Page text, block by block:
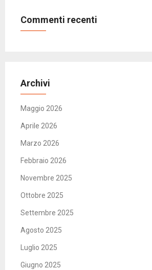
Commenti recenti
Archivi
Maggio 2026
Aprile 2026
Marzo 2026
Febbraio 2026
Novembre 2025
Ottobre 2025
Settembre 2025
Agosto 2025
Luglio 2025
Giugno 2025